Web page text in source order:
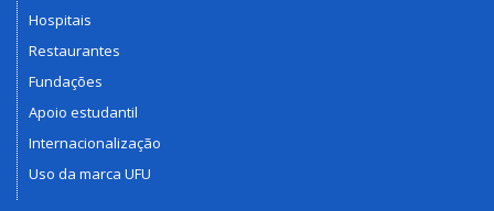
Hospitais
Restaurantes
Fundações
Apoio estudantil
Internacionalização
Uso da marca UFU